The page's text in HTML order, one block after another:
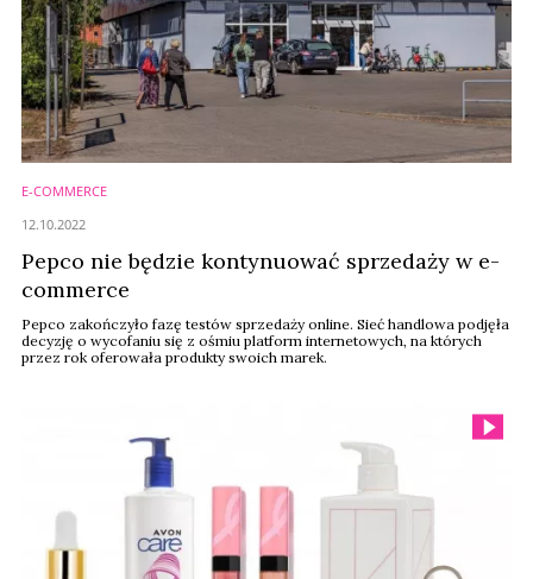
E-COMMERCE
Pepco nie będzie kontynuować sprzedaży w e-
commerce
Pepco zakończyło fazę testów sprzedaży online. Sieć handlowa podjęła
decyzję o wycofaniu się z ośmiu platform internetowych, na których
przez rok oferowała produkty swoich marek.
12.10.2022